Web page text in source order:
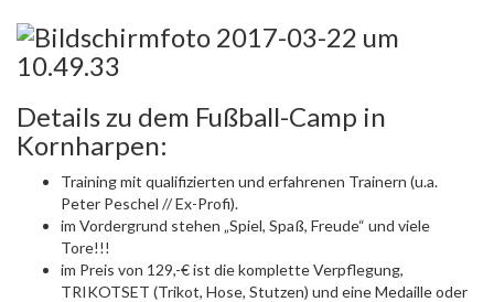
Details zu dem Fußball-Camp in
Kornharpen:
Training mit qualifizierten und erfahrenen Trainern (u.a.
Peter Peschel // Ex-Profi).
im Vordergrund stehen „Spiel, Spaß, Freude“ und viele
Tore!!!
im Preis von 129,-€ ist die komplette Verpflegung,
TRIKOTSET (Trikot, Hose, Stutzen) und eine Medaille oder